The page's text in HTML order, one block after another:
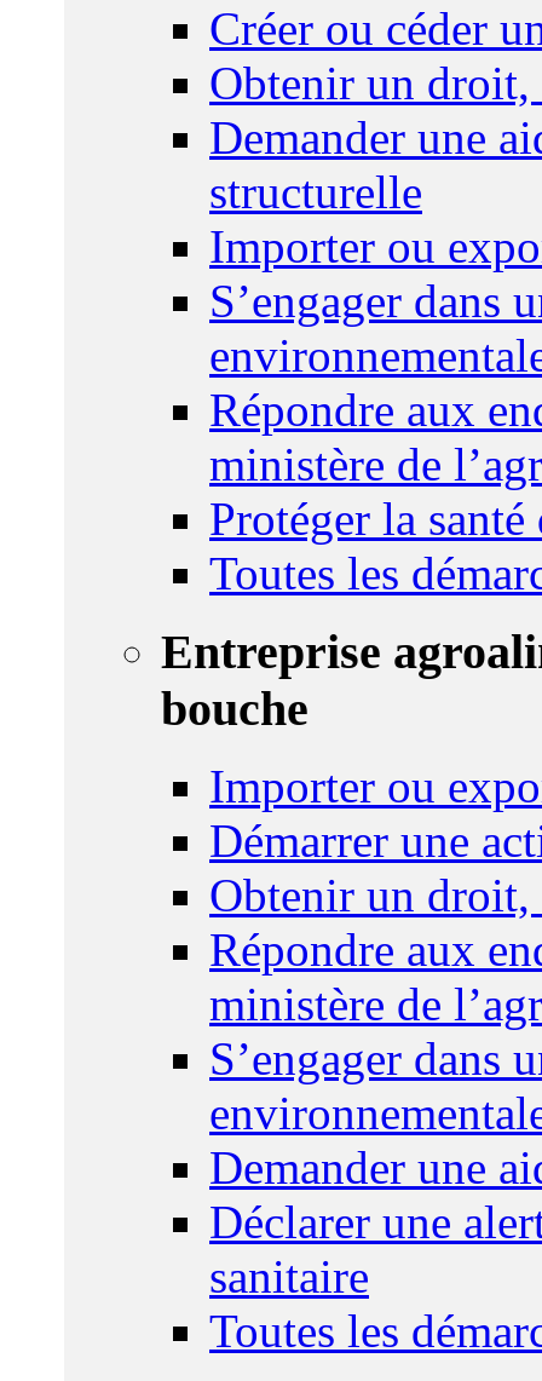
Créer ou céder
Obtenir un droit,
Demander une
structurelle
Importer ou
S’engager dans
Répondre aux
ministère de
Protéger la
Toutes les
Entreprise
bouche
Importer ou
Démarrer une
Obtenir un droit,
Répondre aux
ministère de
S’engager dans
Demander une
Déclarer une
sanitaire
Toutes les